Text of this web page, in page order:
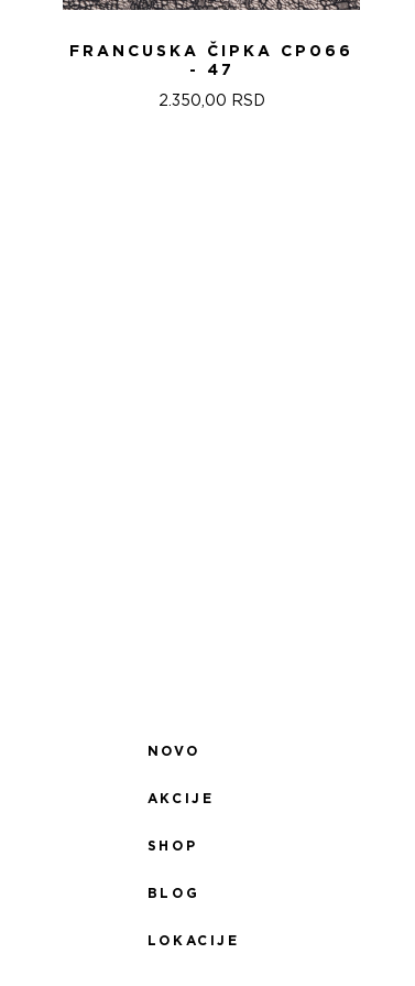
FRANCUSKA ČIPKA CP066
- 47
2.350,00 RSD
NOVO
AKCIJE
SHOP
BLOG
LOKACIJE